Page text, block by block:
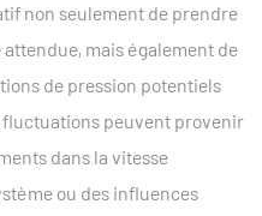
non seulement de prendre
mais également de
de pression potentiels
peuvent provenir
dans la vitesse
ou des influences